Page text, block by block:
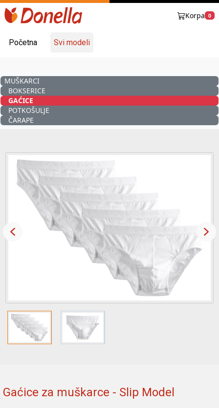
Korpa 0
Početna Svi modeli
MUŠKARCI
BOKSERICE
GAĆICE
POTKOŠULJE
ČARAPE
Gaćice za muškarce - Slip Model